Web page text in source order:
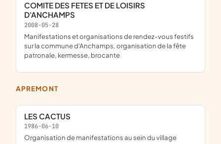
COMITE DES FETES ET DE LOISIRS
D'ANCHAMPS
2008-05-28
manifestations et organisations de rendez-vous festifs
sur la commune d'Anchamps, organisation de la fête
patronale, kermesse, brocante
APREMONT
LES CACTUS
1986-06-10
organisation de manifestations au sein du village